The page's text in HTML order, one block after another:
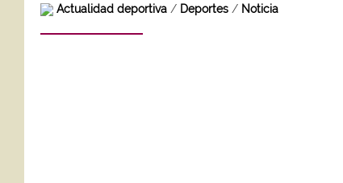
Actualidad deportiva / Deportes / Noticia